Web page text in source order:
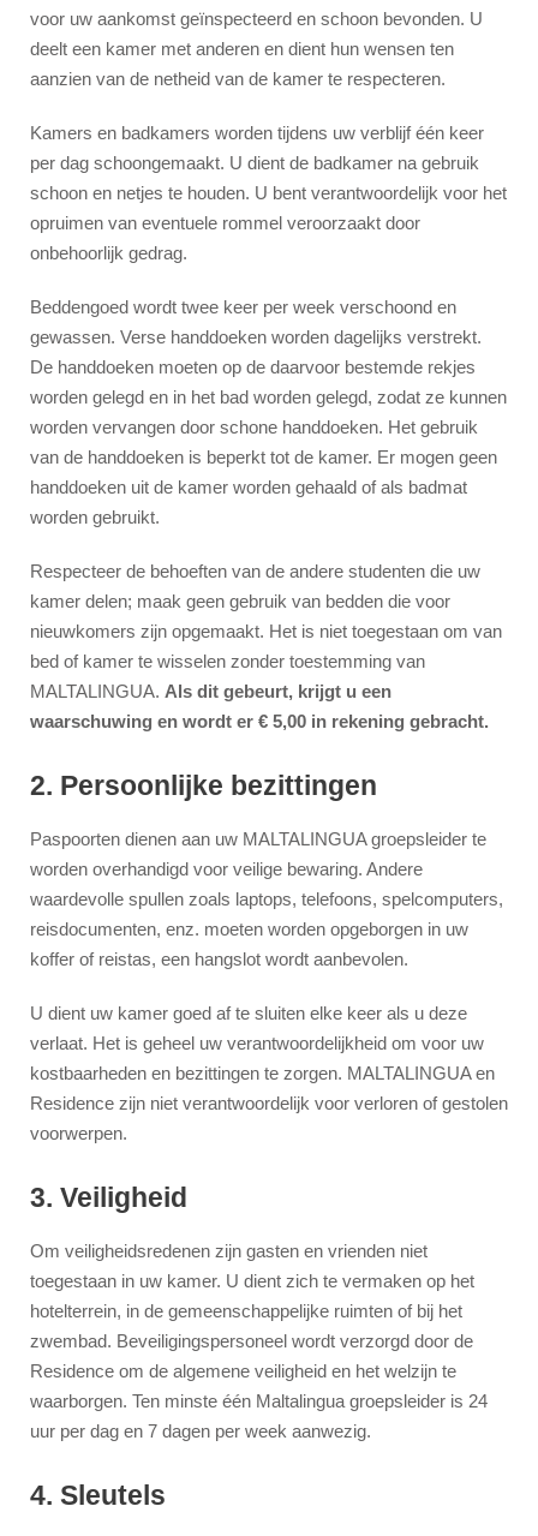
voor uw aankomst geïnspecteerd en schoon bevonden. U
deelt een kamer met anderen en dient hun wensen ten
aanzien van de netheid van de kamer te respecteren.
Kamers en badkamers worden tijdens uw verblijf één keer
per dag schoongemaakt. U dient de badkamer na gebruik
schoon en netjes te houden. U bent verantwoordelijk voor het
opruimen van eventuele rommel veroorzaakt door
onbehoorlijk gedrag.
Beddengoed wordt twee keer per week verschoond en
gewassen. Verse handdoeken worden dagelijks verstrekt.
De handdoeken moeten op de daarvoor bestemde rekjes
worden gelegd en in het bad worden gelegd, zodat ze kunnen
worden vervangen door schone handdoeken. Het gebruik
van de handdoeken is beperkt tot de kamer. Er mogen geen
handdoeken uit de kamer worden gehaald of als badmat
worden gebruikt.
Respecteer de behoeften van de andere studenten die uw
kamer delen; maak geen gebruik van bedden die voor
nieuwkomers zijn opgemaakt. Het is niet toegestaan om van
bed of kamer te wisselen zonder toestemming van
MALTALINGUA. Als dit gebeurt, krijgt u een
waarschuwing en wordt er € 5,00 in rekening gebracht.
2. Persoonlijke bezittingen
Paspoorten dienen aan uw MALTALINGUA groepsleider te
worden overhandigd voor veilige bewaring. Andere
waardevolle spullen zoals laptops, telefoons, spelcomputers,
reisdocumenten, enz. moeten worden opgeborgen in uw
koffer of reistas, een hangslot wordt aanbevolen.
U dient uw kamer goed af te sluiten elke keer als u deze
verlaat. Het is geheel uw verantwoordelijkheid om voor uw
kostbaarheden en bezittingen te zorgen. MALTALINGUA en
Residence zijn niet verantwoordelijk voor verloren of gestolen
voorwerpen.
3. Veiligheid
Om veiligheidsredenen zijn gasten en vrienden niet
toegestaan in uw kamer. U dient zich te vermaken op het
hotelterrein, in de gemeenschappelijke ruimten of bij het
zwembad. Beveiligingspersoneel wordt verzorgd door de
Residence om de algemene veiligheid en het welzijn te
waarborgen. Ten minste één Maltalingua groepsleider is 24
uur per dag en 7 dagen per week aanwezig.
4. Sleutels